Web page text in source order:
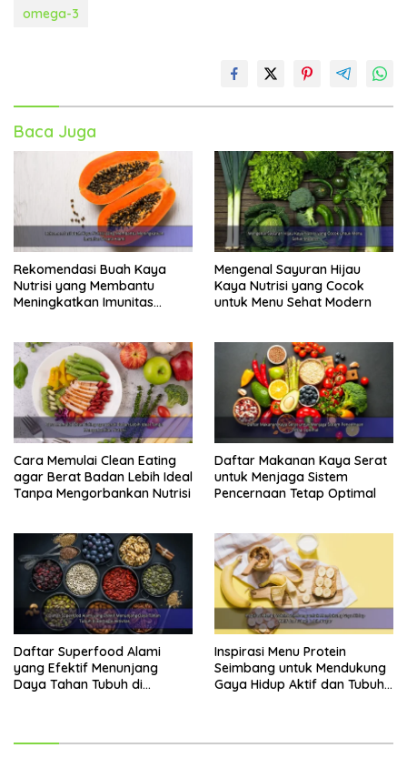
omega-3
Baca Juga
Rekomendasi Buah Kaya
Nutrisi yang Membantu
Meningkatkan Imunitas
Mengenal Sayuran Hijau
Kaya Nutrisi yang Cocok
untuk Menu Sehat Modern
Cara Memulai Clean Eating
agar Berat Badan Lebih Ideal
Tanpa Mengorbankan Nutrisi
Daftar Makanan Kaya Serat
untuk Menjaga Sistem
Pencernaan Tetap Optimal
Daftar Superfood Alami
yang Efektif Menunjang
Daya Tahan Tubuh di
Inspirasi Menu Protein
Seimbang untuk Mendukung
Gaya Hidup Aktif dan Tubuh